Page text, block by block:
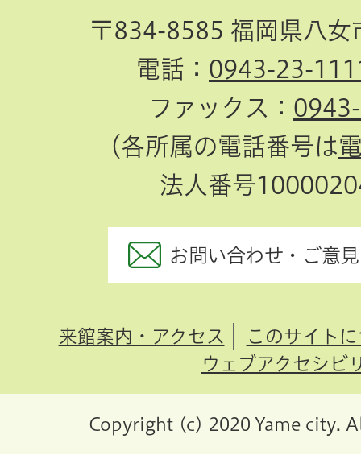
〒834-8585 福岡県八女
電話： 0943-23-
ファックス：
（各所属の電話番号は
法人番号
お問い合わせ・ご意
来館案内・アクセス
このサイト
ウェブアクセシビ
Copyright (c) 2020 Yame city.